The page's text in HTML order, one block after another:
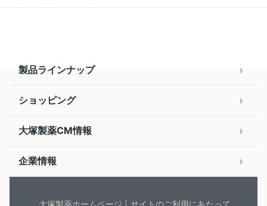
製品ラインナップ
ショッピング
大塚製薬CM情報
企業情報